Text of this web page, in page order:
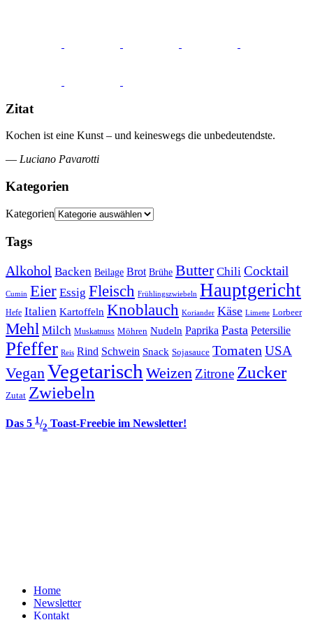
Zitat
Kochen ist eine Kunst – und keineswegs die unbedeutendste.
— Luciano Pavarotti
Kategorien
Kategorien
Tags
Alkohol Backen Beilage Brot Brühe Butter Chili Cocktail
Cumin Eier Essig Fleisch Frühlingszwiebeln Hauptgericht
Hefe Italien Kartoffeln Knoblauch Koriander Käse Limette Lorbeer
Mehl Milch Muskatnuss Möhren Nudeln Paprika Pasta Petersilie
Pfeffer Reis Rind Schwein Snack Sojasauce Tomaten USA
VeganVegetarisch Weizen Zitrone Zucker
Zutat Zwiebeln
Das 5 1/2 Toast-Freebie im Newsletter!
Home
Newsletter
Kontakt